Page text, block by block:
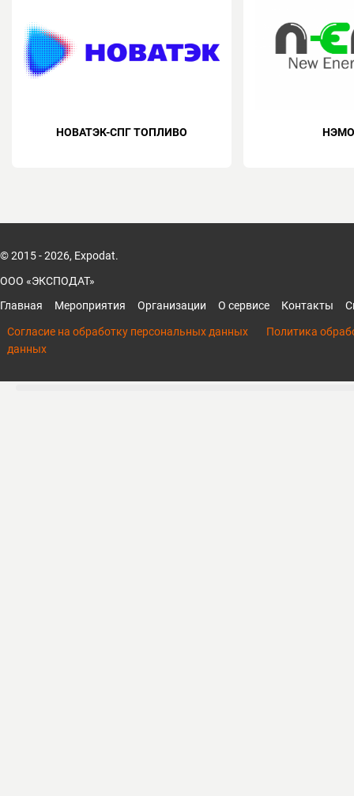
НОВАТЭК-СПГ ТОПЛИВО
© 2015 - 2026, Expodat.
ООО «ЭКСПОДАТ»
Главная
Мероприятия Организации О сервисе Контакты
Согласие на обработку персональных данных
Политика
данных